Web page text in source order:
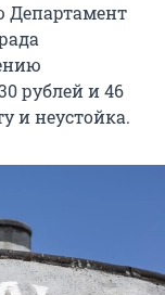
Департамент
рублей и 46
и неустойка.